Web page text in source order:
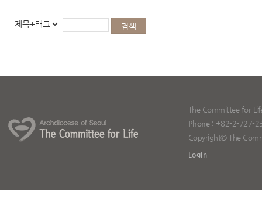
The Committee for
Phone : +82-2-727-
Copyright© The
Login